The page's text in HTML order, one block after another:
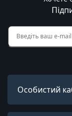
Особистий